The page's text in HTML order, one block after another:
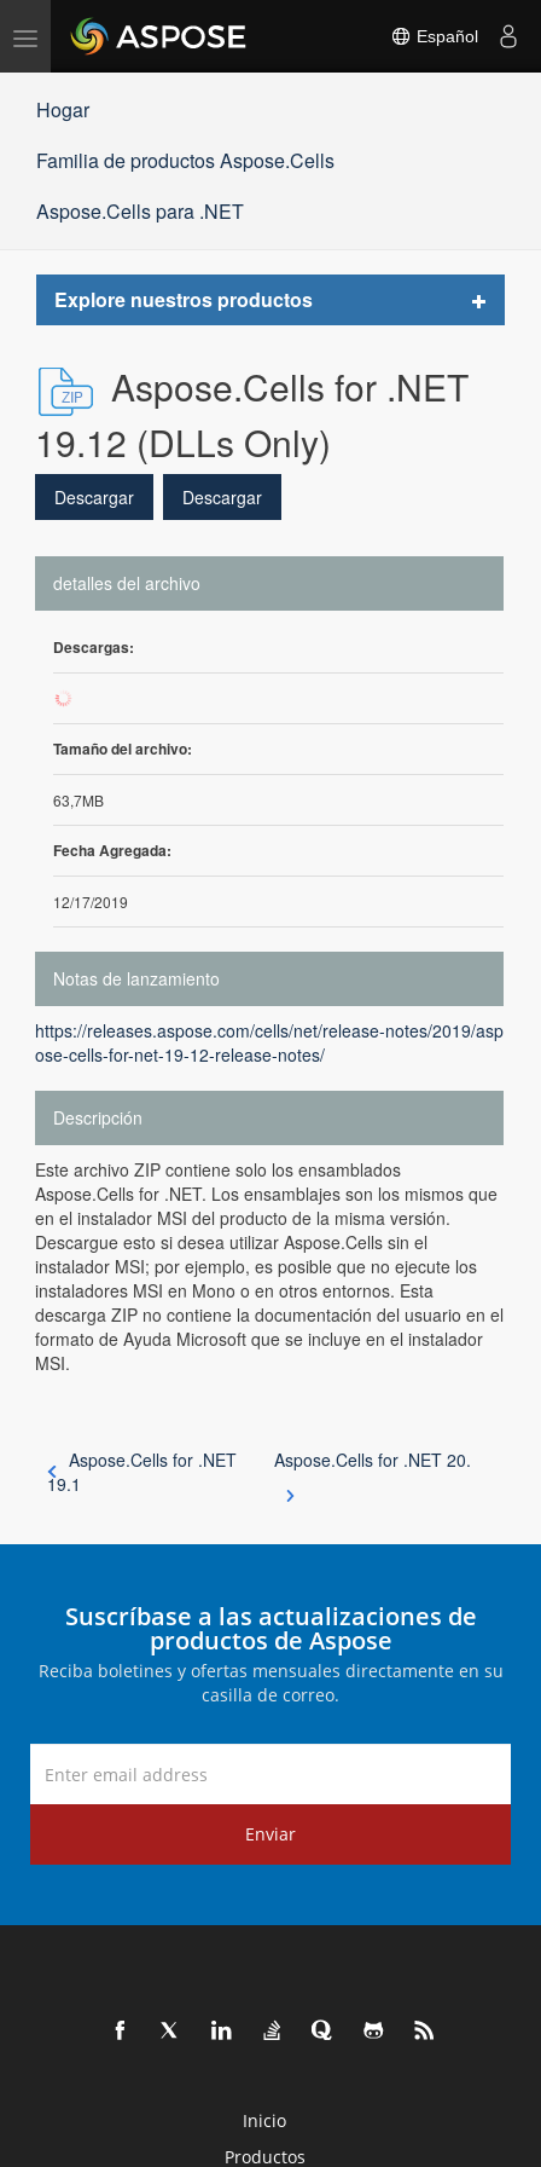
Alternar
navegación
Español
Hogar
Familia de productos Aspose.Cells
Aspose.Cells para .NET
Explore nuestros productos
Toggle
Aspose.Cells for .NET
19.12 (DLLs Only)
Descargar Descargar
detalles del archivo
Descargas:
126
Tamaño del archivo:
63,7MB
Fecha Agregada:
12/17/2019
Notas de lanzamiento
https://releases.aspose.com/cells/net/release-notes/2019/asp
ose-cells-for-net-19-12-release-notes/
Descripción
Este archivo ZIP contiene solo los ensamblados
Aspose.Cells for .NET. Los ensamblajes son los mismos que
en el instalador MSI del producto de la misma versión.
Descargue esto si desea utilizar Aspose.Cells sin el
instalador MSI; por ejemplo, es posible que no ejecute los
instaladores MSI en Mono o en otros entornos. Esta
descarga ZIP no contiene la documentación del usuario en el
formato de Ayuda Microsoft que se incluye en el instalador
MSI.
Aspose.Cells for .NET
19.1
Aspose.Cells for .NET 20.
Suscríbase a las actualizaciones de
productos de Aspose
Reciba boletines y ofertas mensuales directamente en su
casilla de correo.
Enviar
Inicio
Productos